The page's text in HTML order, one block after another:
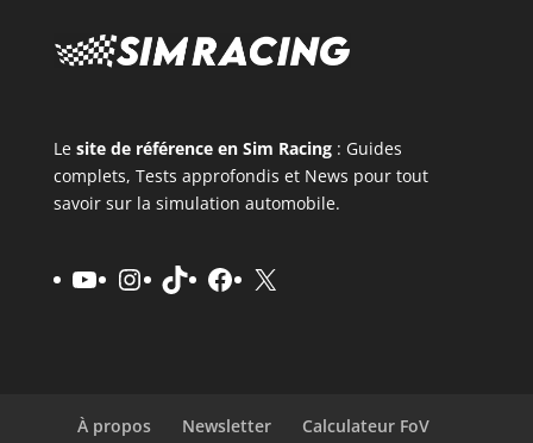
Le site de référence en Sim Racing: Guides
complets, Tests approfondis et News pour tout
savoir sur la simulation automobile.
YouTube
Instagram
TikTokFacebook
X
À propos Newsletter
Calculateur FoV